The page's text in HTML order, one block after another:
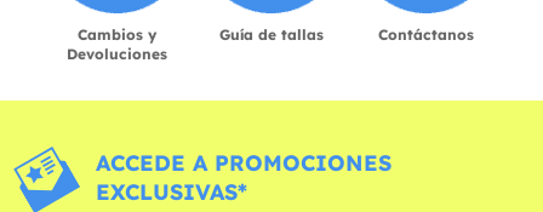
Cambios y
Devoluciones
Guía de tallas Contáctanos
ACCEDE A PROMOCIONES
EXCLUSIVAS*